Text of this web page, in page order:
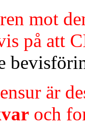
mot
på att
är
och